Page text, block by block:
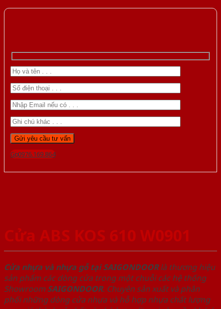
Gọi 0976.169.864
Cửa ABS KOS 610 W0901
Cửa nhựa và nhựa gỗ tại SAIGONDOORlà thương hiệu
sản phẩm các dòng cửa trong một chuỗi các hệ thống
Showroom SAIGONDOOR. Chuyên sản xuất và phân
phối những dòng cửa nhựa và hỗ hợp nhựa chất lượng